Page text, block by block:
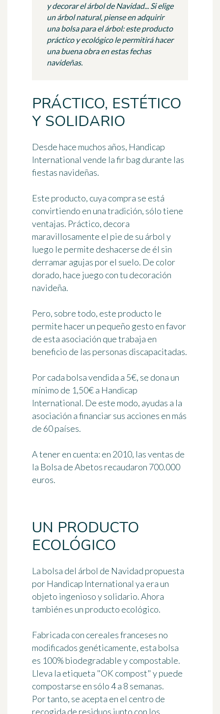
y decorar el árbol de Navidad... Si elige
un árbol natural, piense en adquirir
una bolsa para el árbol: este producto
práctico y ecológico le permitirá hacer
una buena obra en estas fechas
navideñas.
PRÁCTICO, ESTÉTICO
Y SOLIDARIO
Desde hace muchos años, Handicap
International vende lafir bagdurante las
fiestas navideñas.
Este producto, cuya compra se está
convirtiendo en una tradición, sólo tiene
ventajas. Práctico, decora
maravillosamente el pie de su árbol y
luego le permite deshacerse de él sin
derramar agujas por el suelo. De color
dorado, hace juego con tu decoración
navideña.
Pero, sobre todo, este producto le
permite hacer un pequeño gesto en favor
de esta asociación que trabaja en
beneficio de las personas discapacitadas.
Por cada bolsavendida a 5€, se dona un
mínimo de 1,50€ a Handicap
International. De este modo, ayudas a la
asociación a financiar sus acciones en más
de 60 países.
A tener en cuenta: en 2010, las ventas de
la Bolsa de Abetos recaudaron 700.000
euros.
UN PRODUCTO
ECOLÓGICO
La bolsa del árbol de Navidad propuesta
por Handicap International ya era un
objeto ingenioso y solidario. Ahora
también es un producto ecológico.
Fabricada con cereales franceses no
modificados genéticamente, esta bolsa
es 100% biodegradable y compostable.
Lleva la etiqueta "OK compost" y puede
compostarse en sólo 4 a 8 semanas.
Por tanto, se acepta en el centro de
recogida de residuos junto con los